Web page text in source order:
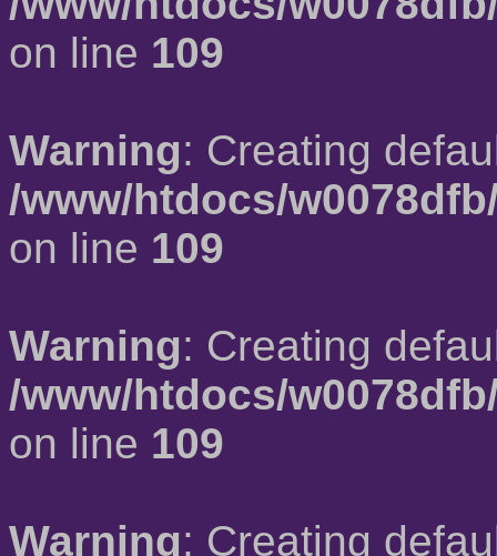
on line 109
Warning: Creating
/www/htdocs/
on line 109
Warning: Creating
/www/htdocs/
on line 109
Warning: Creating